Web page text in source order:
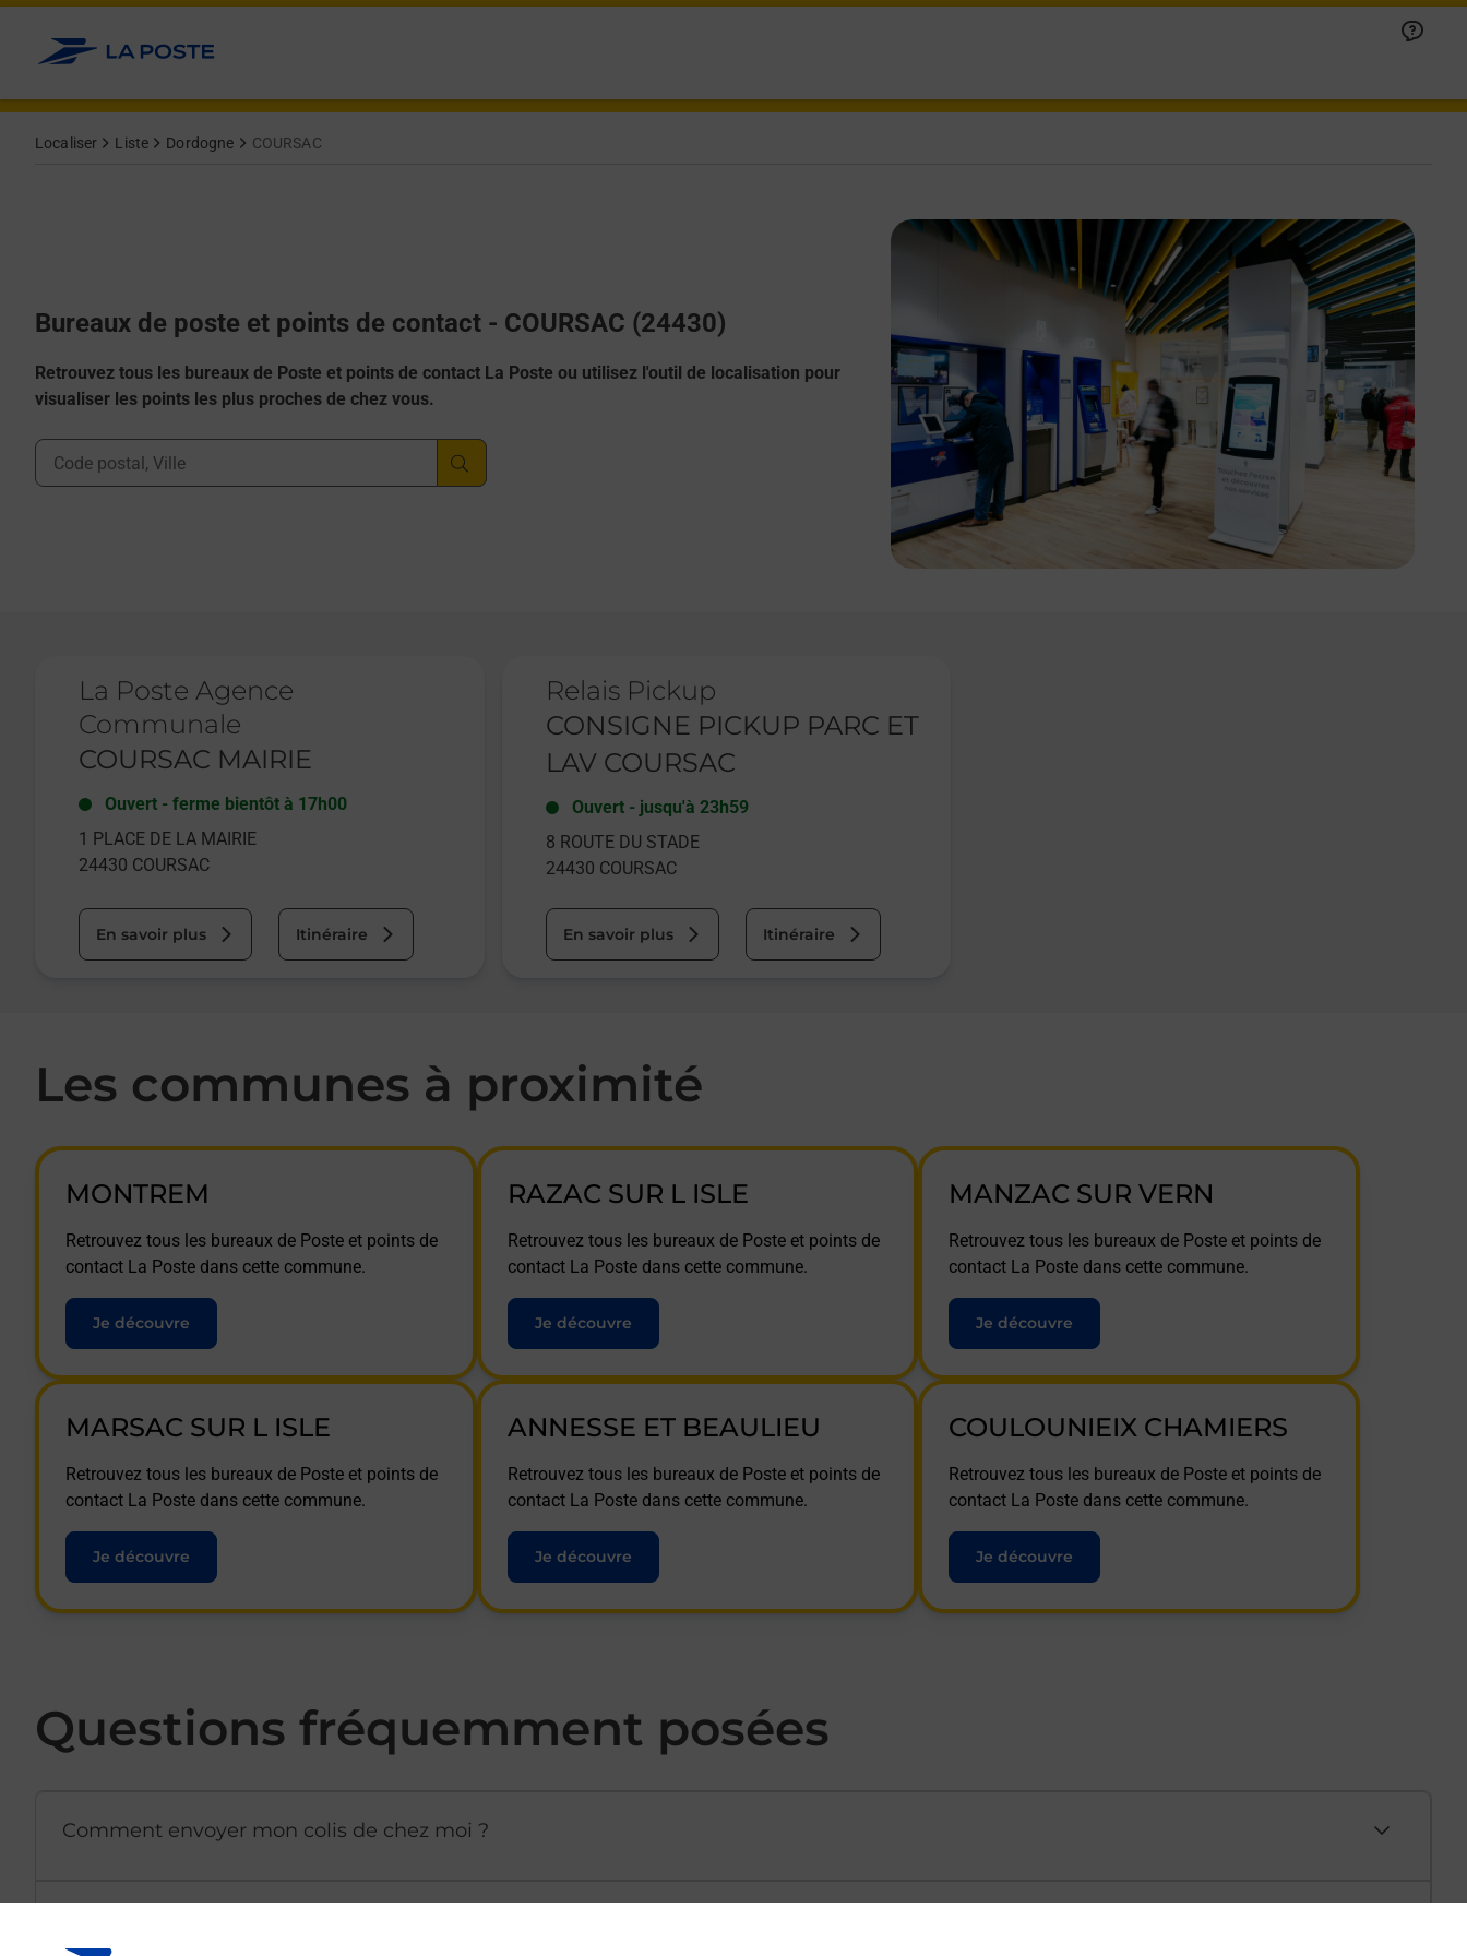
Allez au contenu
Localiser Liste Dordogne COURSAC
Bureaux de poste et points de contact - COURSAC (24430)
Retrouvez tous les bureaux de Poste et points de contact La Poste ou utilisez l'outil de localisation pour
visualiser les points les plus proches de chez vous.
Ville, Département, Code Postal
La Poste Agence
Communale
COURSAC MAIRIE
Ouvert - ferme bientôt à 17h00
1 PLACE DE LA MAIRIE
24430 COURSAC
En savoir plus Itinéraire
Relais Pickup
CONSIGNE PICKUP PARC ET
LAV COURSAC
Ouvert- jusqu'à 23h59
8 ROUTE DU STADE
24430 COURSAC
En savoir plus Itinéraire
Les communes à proximité
MONTREM
Retrouvez tous les bureaux de Poste et points de
contact La Poste dans cette commune.
Je découvre
RAZAC SUR L ISLE
Retrouvez tous les bureaux de Poste et points de
contact La Poste dans cette commune.
Je découvre
MANZAC SUR VERN
Retrouvez tous les bureaux de Poste et points de
contact La Poste dans cette commune.
Je découvre
MARSAC SUR L ISLE
Retrouvez tous les bureaux de Poste et points de
contact La Poste dans cette commune.
Je découvre
ANNESSE ET BEAULIEU
Retrouvez tous les bureaux de Poste et points de
contact La Poste dans cette commune.
Je découvre
COULOUNIEIX CHAMIERS
Retrouvez tous les bureaux de Poste et points de
contact La Poste dans cette commune.
Je découvre
Questions fréquemment posées
Comment envoyer mon colis de chez moi ?
Afficher ou masquer la réponse
Afficher ou masquer la réponse
Afficher ou masquer la réponse
Afficher ou masquer la réponse
Afficher ou masquer la réponse